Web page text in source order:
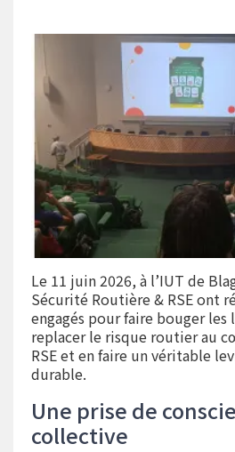
Le 11 juin 2026, à l’IUT de
Sécurité Routière & RSE ont
engagés pour faire bouger les
replacer le risque routier au
RSE et en faire un véritable
durable.
Une prise de
collective